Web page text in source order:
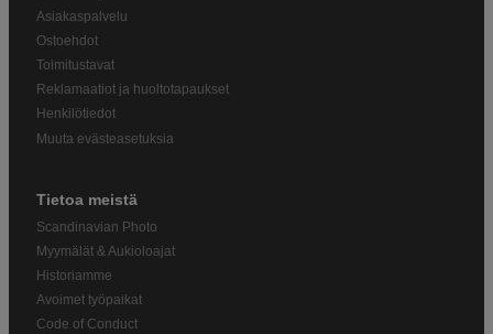
Asiakaspalvelu
Ostoehdot
Toimitustavat
Reklamaatiot ja huoltotapaukset
Henkilötiedot
Muuta evästeasetuksia
Tietoa meistä
Scandinavian Photo
Myymälät & Aukioloajat
Historiamme
Avoimet työpaikat
Code of Conduct